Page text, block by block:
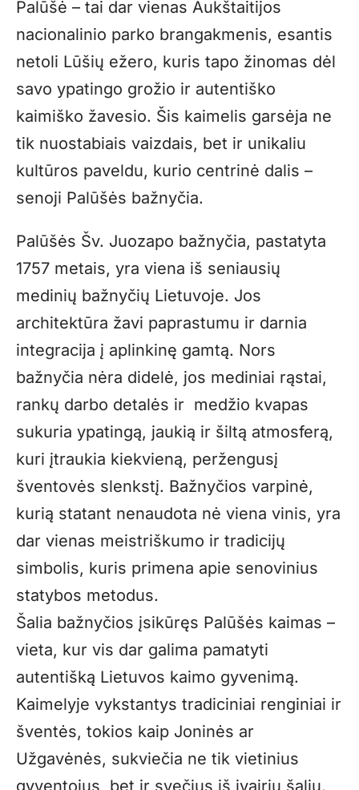
Palūšė – tai dar vienas Aukštaitijos
nacionalinio parko brangakmenis, esantis
netoli Lūšių ežero, kuris tapo žinomas dėl
savo ypatingo grožio ir autentiško
kaimiško žavesio. Šis kaimelis garsėja ne
tik nuostabiais vaizdais, bet ir unikaliu
kultūros paveldu, kurio centrinė dalis –
senoji Palūšės bažnyčia.
Palūšės Šv. Juozapo bažnyčia, pastatyta
1757 metais, yra viena iš seniausių
medinių bažnyčių Lietuvoje. Jos
architektūra žavi paprastumu ir darnia
integracija į aplinkinę gamtą. Nors
bažnyčia nėra didelė, jos mediniai rąstai,
rankų darbo detalės ir medžio kvapas
sukuria ypatingą, jaukią ir šiltą atmosferą,
kuri įtraukia kiekvieną, peržengusį
šventovės slenkstį. Bažnyčios varpinė,
kurią statant nenaudota nė viena vinis, yra
dar vienas meistriškumo ir tradicijų
simbolis, kuris primena apie senovinius
statybos metodus.
Šalia bažnyčios įsikūręs Palūšės kaimas –
vieta, kur vis dar galima pamatyti
autentišką Lietuvos kaimo gyvenimą.
Kaimelyje vykstantys tradiciniai renginiai ir
šventės, tokios kaip Joninės ar
Užgavėnės, sukviečia ne tik vietinius